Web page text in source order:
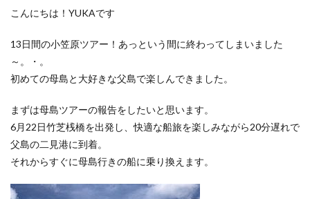
こんにちは！YUKAです
13日間の小笠原ツアー！あっという間に終わってしまいました
～。・。
初めての母島と大好きな父島で楽しんできました。
まずは母島ツアーの報告をしたいと思います。
6月22日竹芝桟橋を出発し、快適な船旅を楽しみながら20分遅れで
父島の二見港に到着。
それからすぐに母島行きの船に乗り換えます。